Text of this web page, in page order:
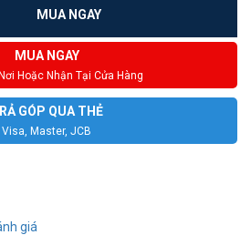
MUA NGAY
MUA NGAY
Hoặc Nhận Tại Cửa Hàng
GÓP QUA THẺ
Visa, Master, JCB
giá